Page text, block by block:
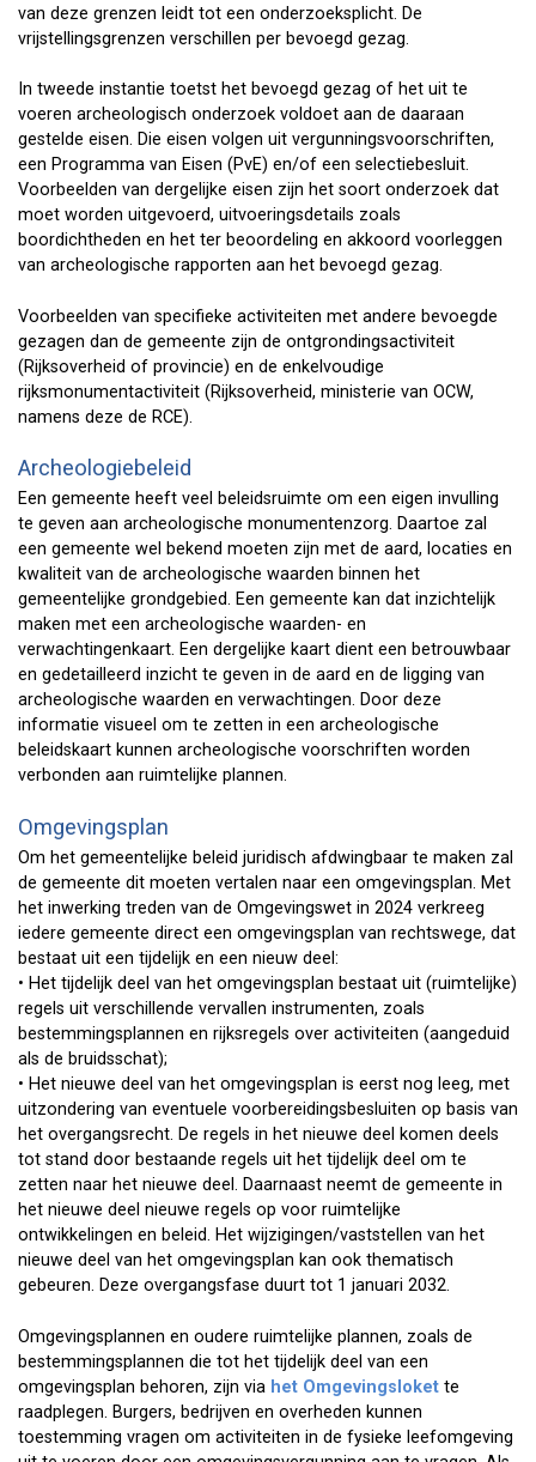
van deze grenzen leidt tot een onderzoeksplicht. De
vrijstellingsgrenzen verschillen per bevoegd gezag.
In tweede instantie toetst het bevoegd gezag of het uit te
voeren archeologisch onderzoek voldoet aan de daaraan
gestelde eisen. Die eisen volgen uit vergunningsvoorschriften,
een Programma van Eisen (PvE) en/of een selectiebesluit.
Voorbeelden van dergelijke eisen zijn het soort onderzoek dat
moet worden uitgevoerd, uitvoeringsdetails zoals
boordichtheden en het ter beoordeling en akkoord voorleggen
van archeologische rapporten aan het bevoegd gezag.
Voorbeelden van specifieke activiteiten met andere bevoegde
gezagen dan de gemeente zijn de ontgrondingsactiviteit
(Rijksoverheid of provincie) en de enkelvoudige
rijksmonumentactiviteit (Rijksoverheid, ministerie van OCW,
namens deze de RCE).
Archeologiebeleid
Een gemeente heeft veel beleidsruimte om een eigen invulling
te geven aan archeologische monumentenzorg. Daartoe zal
een gemeente wel bekend moeten zijn met de aard, locaties en
kwaliteit van de archeologische waarden binnen het
gemeentelijke grondgebied. Een gemeente kan dat inzichtelijk
maken met een archeologische waarden- en
verwachtingenkaart. Een dergelijke kaart dient een betrouwbaar
en gedetailleerd inzicht te geven in de aard en de ligging van
archeologische waarden en verwachtingen. Door deze
informatie visueel om te zetten in een archeologische
beleidskaart kunnen archeologische voorschriften worden
verbonden aan ruimtelijke plannen.
Omgevingsplan
Om het gemeentelijke beleid juridisch afdwingbaar te maken zal
de gemeente dit moeten vertalen naar een omgevingsplan. Met
het inwerking treden van de Omgevingswet in 2024 verkreeg
iedere gemeente direct een omgevingsplan van rechtswege, dat
bestaat uit een tijdelijk en een nieuw deel:
• Het tijdelijk deel van het omgevingsplan bestaat uit (ruimtelijke)
regels uit verschillende vervallen instrumenten, zoals
bestemmingsplannen en rijksregels over activiteiten (aangeduid
als de bruidsschat);
• Het nieuwe deel van het omgevingsplan is eerst nog leeg, met
uitzondering van eventuele voorbereidingsbesluiten op basis van
het overgangsrecht. De regels in het nieuwe deel komen deels
tot stand door bestaande regels uit het tijdelijk deel om te
zetten naar het nieuwe deel. Daarnaast neemt de gemeente in
het nieuwe deel nieuwe regels op voor ruimtelijke
ontwikkelingen en beleid. Het wijzigingen/vaststellen van het
nieuwe deel van het omgevingsplan kan ook thematisch
gebeuren. Deze overgangsfase duurt tot 1 januari 2032.
Omgevingsplannen en oudere ruimtelijke plannen, zoals de
bestemmingsplannen die tot het tijdelijk deel van een
omgevingsplan behoren, zijn via het Omgevingsloket te
raadplegen. Burgers, bedrijven en overheden kunnen
toestemming vragen om activiteiten in de fysieke leefomgeving